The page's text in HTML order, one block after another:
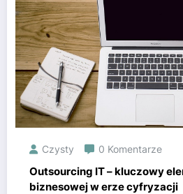
Czysty 0 Komentarze
Outsourcing IT – kluczowy
biznesowej w erze cyfryzacji